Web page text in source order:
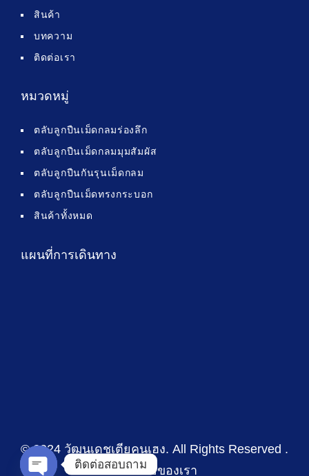
สินค้า
บทความ
ติดต่อเรา
หมวดหมู่
ตลับลูกปืนเม็ดกลมร่องลึก
ตลับลูกปืนเม็ดกลมมุมสัมผัส
ตลับลูกปืนกันรุนเม็ดกลม
ตลับลูกปืนเม็ดทรงกระบอก
สินค้าทั้งหมด
แผนที่การเดินทาง
© 2024 วัฒนเดชเตียคุนเฮง. All Rights Reserved .
นโยบายของเรา
ติดต่อสอบถาม